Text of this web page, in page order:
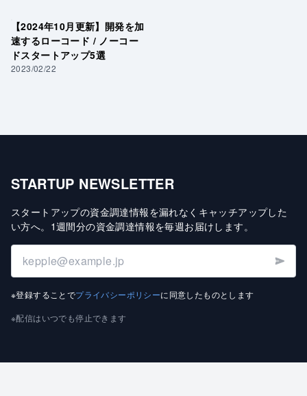
【2024年10月更新】開発を加
速するローコード / ノーコー
ドスタートアップ5選
2023/02/22
STARTUP NEWSLETTER
スタートアップの資金調達情報を漏れなくキャッチアップした
い方へ。 1週間分の資金調達情報を毎週お届けします。
※登録することでプライバシーポリシーに同意したものとします
※配信はいつでも停止できます